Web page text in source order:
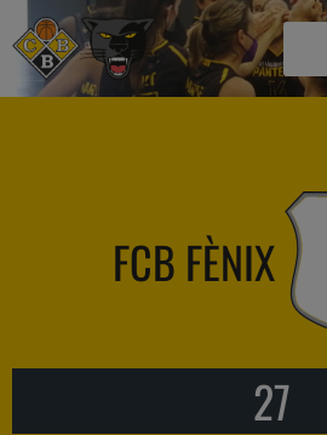
FCB FÈNIX
27